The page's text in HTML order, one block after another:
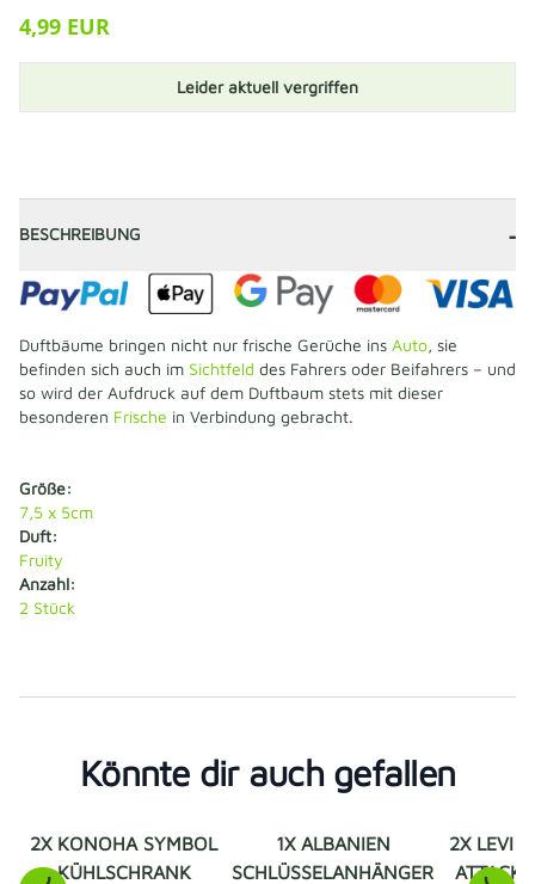
4,99 EUR
Leider aktuell vergriffen
BESCHREIBUNG -
Duftbäume bringen nicht nur frische Gerüche ins Auto, sie
befinden sich auch im Sichtfeld des Fahrers oder Beifahrers – und
so wird der Aufdruck auf dem Duftbaum stets mit dieser
besonderen Frische in Verbindung gebracht.
Größe:
7,5 x 5cm
Duft:
Fruity
Anzahl:
2 Stück
Könnte dir auch gefallen
2X KONOHA SYMBOL
KÜHLSCHRANK
1X ALBANIEN
SCHLÜSSELANHÄNGER
2X LEVI
ATTACK